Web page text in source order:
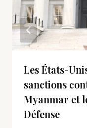
Les États-
sanctions
Myanmar et
Défense